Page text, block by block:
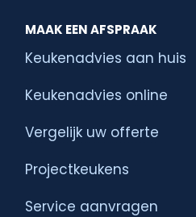
MAAK EEN AFSPRAAK
Keukenadvies aan huis
Keukenadvies online
Vergelijk uw offerte
Projectkeukens
Service aanvragen